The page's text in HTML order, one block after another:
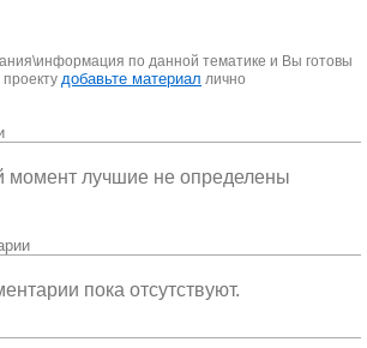
по данной тематике и Вы готовы
добавьте материал лично
момент лучшие не определены
пока отсутствуют.